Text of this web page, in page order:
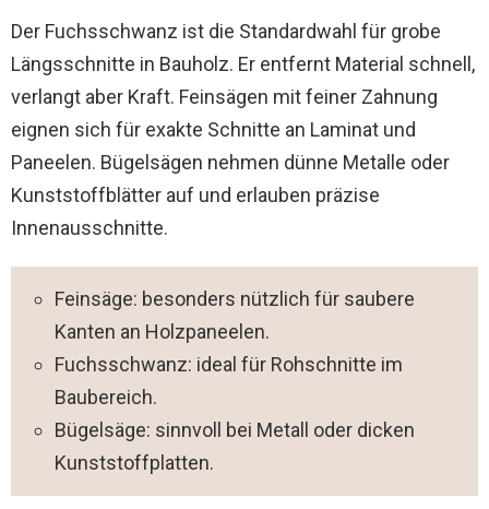
Der Fuchsschwanz ist die Standardwahl für grobe
Längsschnitte in Bauholz. Er entfernt Material schnell,
verlangt aber Kraft. Feinsägen mit feiner Zahnung
eignen sich für exakte Schnitte an Laminat und
Paneelen. Bügelsägen nehmen dünne Metalle oder
Kunststoffblätter auf und erlauben präzise
Innenausschnitte.
Feinsäge: besonders nützlich für saubere
Kanten an Holzpaneelen.
Fuchsschwanz: ideal für Rohschnitte im
Baubereich.
Bügelsäge: sinnvoll bei Metall oder dicken
Kunststoffplatten.